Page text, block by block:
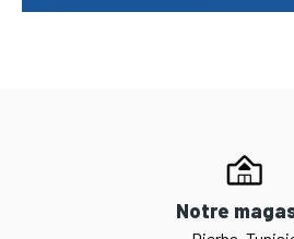
Notre